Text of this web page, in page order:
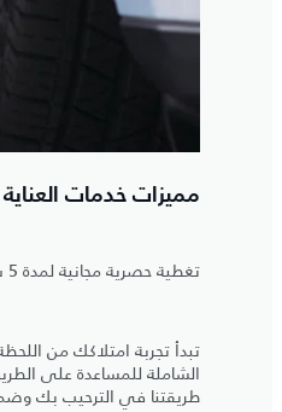
مميزات خدمات
تغطية حصرية مجانية لمدة 5 سنوات/150,000 كم
تبدأ تجربة امتلاكك من
طريقتنا في الترحيب بك